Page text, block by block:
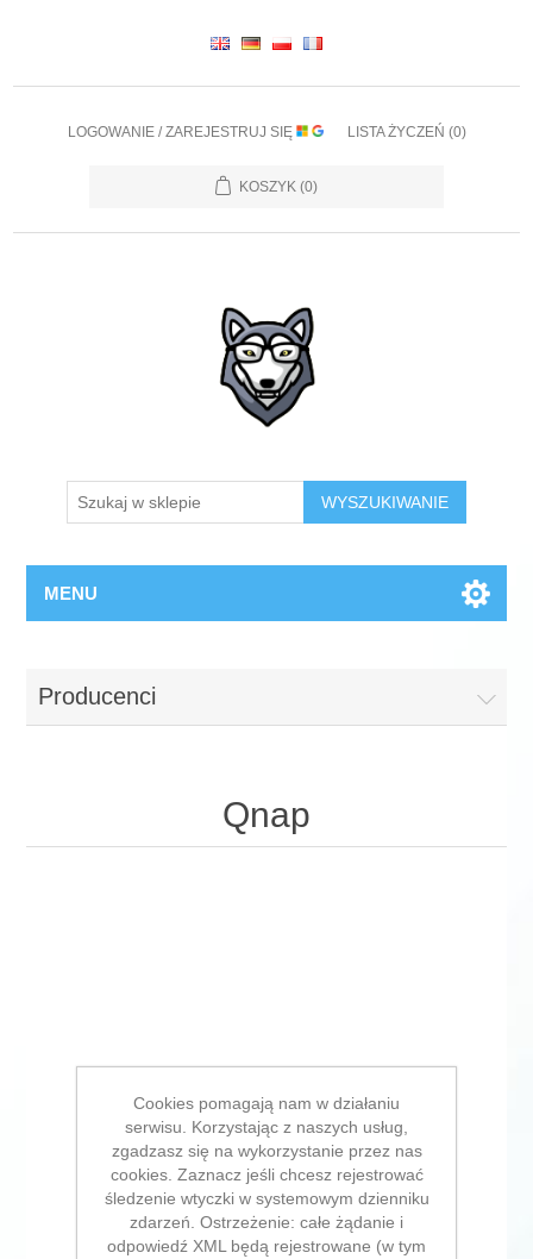
LOGOWANIE / ZAREJESTRUJ SIĘ LISTA ŻYCZEŃ (0)
KOSZYK (0)
WYSZUKIWANIE
MENU
Producenci
Qnap
Cookies pomagają nam w działaniu
serwisu. Korzystając z naszych usług,
zgadzasz się na wykorzystanie przez nas
cookies. Zaznacz jeśli chcesz rejestrować
śledzenie wtyczki w systemowym dzienniku
zdarzeń. Ostrzeżenie: całe żądanie i
odpowiedź XML będą rejestrowane (w tym